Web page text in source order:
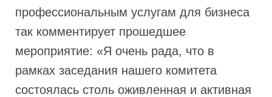
профессиональным услугам для бизнеса
так комментирует прошедшее
мероприятие: «Я очень рада, что в
рамках заседания нашего комитета
состоялась столь оживленная и активная